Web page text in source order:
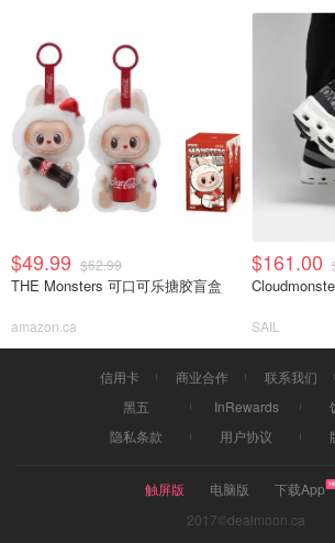
$49.99 $62.99
THE Monsters 可口可乐搪胶盲盒
amazon.ca
$161.00
SAIL
信用卡 商业合作 联系我们
黑五
InRewards
隐私条款
用户协议
触屏版 电脑版
下载App
2017©dealmoon.ca